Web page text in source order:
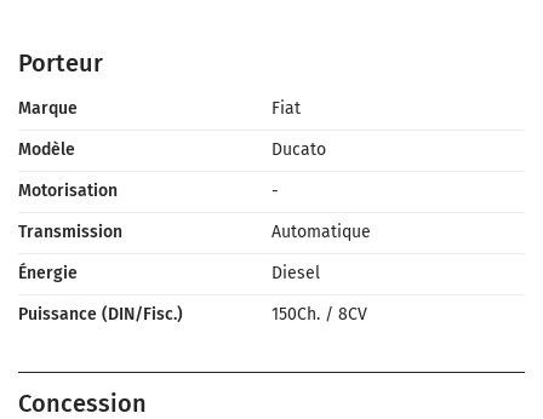
Porteur
Marque
Fiat
Modèle
Ducato
Motorisation
-
Transmission
Automatique
Énergie
Diesel
Puissance (DIN/Fisc.)
150Ch. / 8CV
Concession